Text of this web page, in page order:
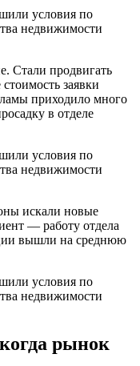
Стали продвигать
заявки
приходило много
в отделе
искали новые
— работу отдела
вышли на среднюю
рынок